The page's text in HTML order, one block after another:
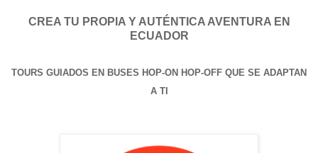
CREA TU PROPIA Y AUTÉNTICA AVENTURA EN
ECUADOR
TOURS GUIADOS EN BUSES HOP-ON HOP-OFF QUE SE ADAPTAN
A TI